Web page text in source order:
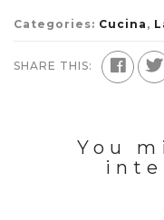
Categories: Cucina ,
SHARE THIS:
You